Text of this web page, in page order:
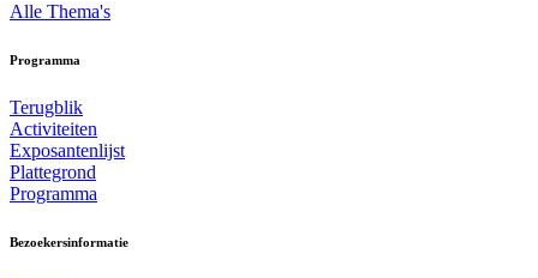
Alle Thema's
Programma
Terugblik
Activiteiten
Exposantenlijst
Plattegrond
Programma
Bezoekersinformatie